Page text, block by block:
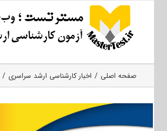
صفحه اصلی اخبار کارشناسی ارشد سراسری